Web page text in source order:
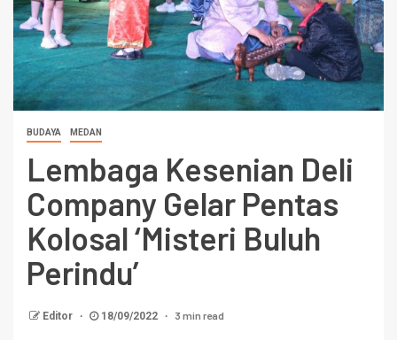
BUDAYA MEDAN
Lembaga Kesenian Deli
Company Gelar Pentas
Kolosal ‘Misteri Buluh
Perindu’
Editor 18/09/2022 3 min read